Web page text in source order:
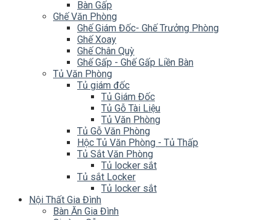
Bàn Gấp
Ghế Văn Phòng
Ghế Giám Đốc- Ghế Trưởng Phòng
Ghế Xoay
Ghế Chân Quỳ
Ghế Gấp - Ghế Gấp Liền Bàn
Tủ Văn Phòng
Tủ giám đốc
Tủ Giám Đốc
Tủ Gỗ Tài Liệu
Tủ Văn Phòng
Tủ Gỗ Văn Phòng
Hộc Tủ Văn Phòng - Tủ Thấp
Tủ Sắt Văn Phòng
Tủ locker sắt
Tủ sắt Locker
Tủ locker sắt
Nội Thất Gia Đình
Bàn Ăn Gia Đình